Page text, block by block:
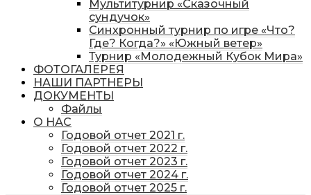
Мультитурнир «Сказочный
сундучок»
Синхронный турнир по игре «Что?
Где? Когда?» «Южный ветер»
Турнир «Молодежный Кубок Мира»
ФОТОГАЛЕРЕЯ
НАШИ ПАРТНЕРЫ
ДОКУМЕНТЫ
Файлы
О НАС
Годовой отчет 2021 г.
Годовой отчет 2022 г.
Годовой отчет 2023 г.
Годовой отчет 2024 г.
Годовой отчет 2025 г.